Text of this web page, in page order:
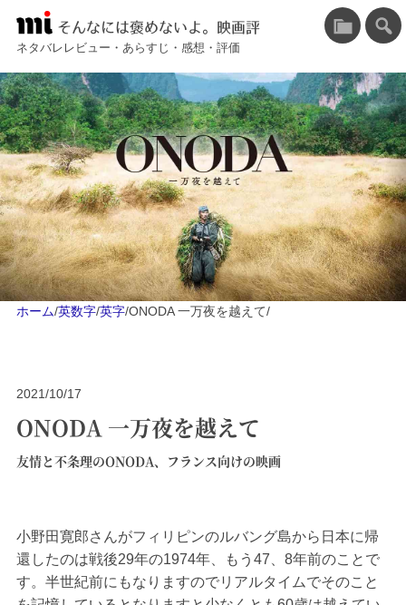
そんなには褒めないよ。映画評
ネタバレレビュー・あらすじ・感想・評価
ホーム/英数字/英字/ONODA 一万夜を越えて/
2021/10/17
ONODA 一万夜を越えて
友情と不条理のONODA、フランス向けの映画
小野田寛郎さんがフィリピンのルバング島から日本に帰
還したのは戦後29年の1974年、もう47、8年前のことで
す。半世紀前にもなりますのでリアルタイムでそのこと